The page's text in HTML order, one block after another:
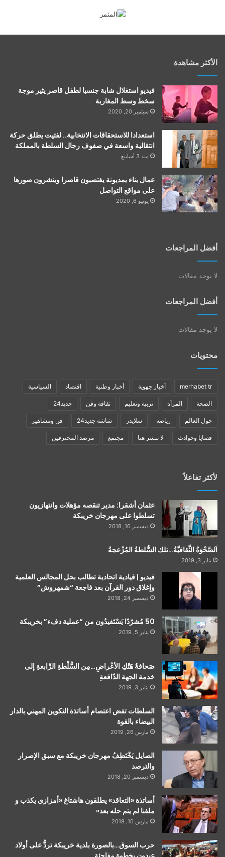
الأكثر مشاهدة
فيديو استغلال شابة جنسيا لطفل قاصر يثير موجة
سخط وسط المغاربة
سبتمبر 20, 2020
استعدادا للاستحقاقات الانتخابية.. لفتيت يطلق حركة
انتقالية واسعة في صفوف رجال السلطة بالمملكة
منذ 3 أسابيع
عمال بناء بمديونة يغتصبون قاصرا وينشرون صورها
على مواقع التواصل
يونيو 6, 2020
أفضل المراجعات
لا يوجد مقالات
أفضل المراجعات
لا يوجد مقالات
محتويات
merhabet tr أخبار جهوية أخبار وطنية اقتصاد السياسية
الصحة المرأة تربية وتعليم ثقافة وفن جديد24
حول العالم رياضة سلايدر شاشة جديد24 فن ومشاهير
قضايا وحوادث لا تنشر هنا مجتمع مرصد المحترفين
لأكثر تفاعلاً
عثمان أشقرا: مدير تنقصه مؤهلات وانتهازيون
تسلطوا على مهرجان خريبكة
ديسمبر 16, 2018
اَلصَّحْوَةُ الثَّقافيَّةُ…تلك السُّلطةُ المُزْعجةُ
يناير 3, 2019
فيديو | قيادية اتحادية تطالب بحل المجالس العلمية
وإغلاق دور القرآن بعد فاجعة “شمهروش”
ديسمبر 24, 2018
50 مُشرّدًا يَسْتَفيدُون من “عملية دفء” بخريبكة
يناير 5, 2019
صَحافةُ هَتْكِ الأعْراضِ…مِن السُّلْطةِ الرِّابعةِ إلى
خدمة الجهة الدّافعةِ
يناير 3, 2019
السلطات تفض اعتصام أساتذة التكوين المهني بالدار
البيضاء بالقوة
مارس 26, 2019
الصايل يَخْتَطِفُ مهرجان خريبكة مع سبق الإصرار
والترصد
ديسمبر 20, 2018
أساتذة «التعاقد» يطلقون هاشتاغ «أمزازي يكذب و
ملفنا لم يتم حله بعد»
مارس 10, 2019
حرب السوق…بالصورة بلدية خريبكة تردُّ على أولاد